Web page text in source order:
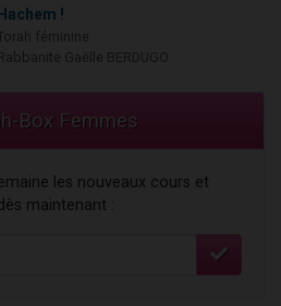
Hachem !
Box Femmes
les nouveaux cours et
maintenant :